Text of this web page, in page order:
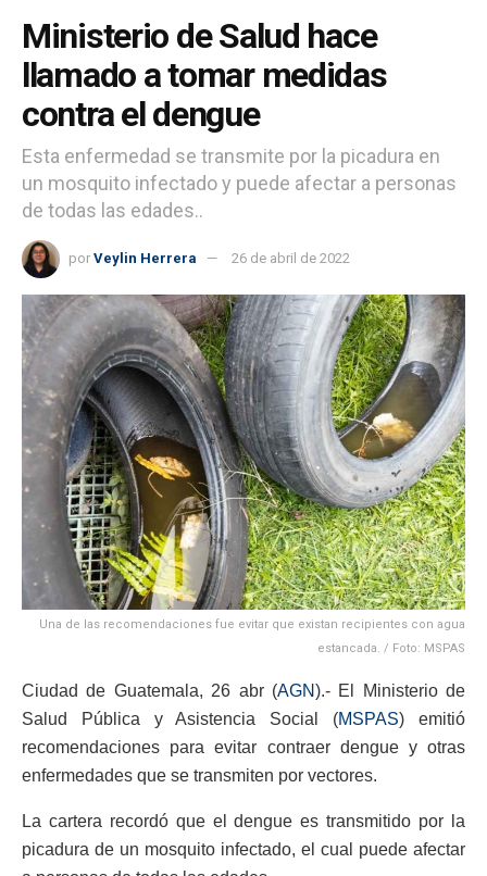
Ministerio de Salud hace
llamado a tomar medidas
contra el dengue
Esta enfermedad se transmite por la picadura en
un mosquito infectado y puede afectar a personas
de todas las edades..
por Veylin Herrera 26 de abril de 2022
Una de las recomendaciones fue evitar que existan recipientes con agua
estancada. / Foto: MSPAS
Ciudad de Guatemala, 26 abr (AGN).- El Ministerio de
Salud Pública y Asistencia Social (MSPAS) emitió
recomendaciones para evitar contraer dengue y otras
enfermedades que se transmiten por vectores.
La cartera recordó que el dengue es transmitido por la
picadura de un mosquito infectado, el cual puede afectar